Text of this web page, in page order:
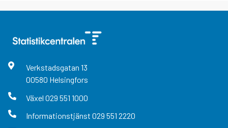
Verkstadsgatan 13
00580 Helsingfors
Växel 029 551 1000
Informationstjänst 029 551 2220